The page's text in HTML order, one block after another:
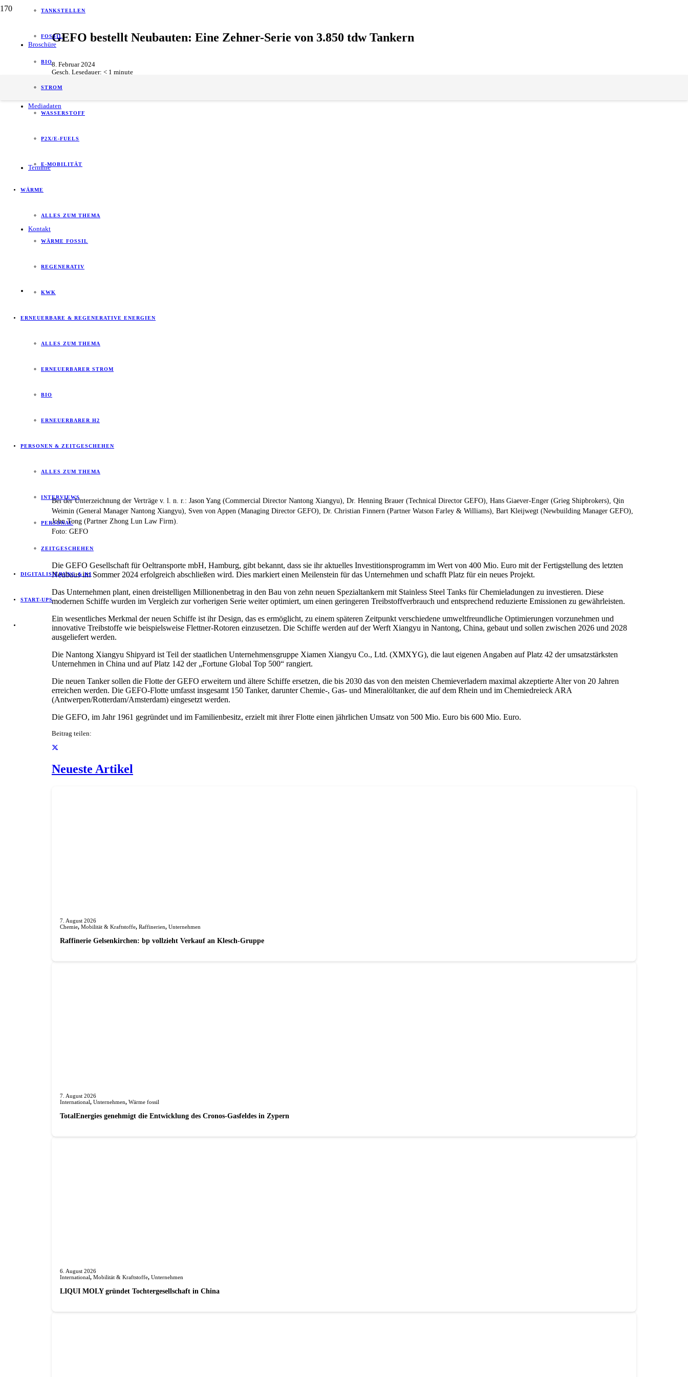
Broschüre
Mediadaten
Termine
Kontakt
TANKSTELLEN
FOSSIL
BIO
STROM
WASSERSTOFF
P2X/E-FUELS
E-MOBILITÄT
WÄRME
ALLES ZUM THEMA
WÄRME FOSSIL
REGENERATIV
KWK
ERNEUERBARE & REGENERATIVE ENERGIEN
ALLES ZUM THEMA
ERNEUERBARER STROM
BIO
ERNEUERBARER H2
PERSONEN & ZEITGESCHEHEN
ALLES ZUM THEMA
INTERVIEWS
PERSONAL
ZEITGESCHEHEN
DIGITALISIERUNG & KI
START-UPS
GEFO bestellt Neubauten: Eine Zehner-Serie von 3.850 tdw Tankern
8. Februar 2024
Gesch. Lesedauer: < 1 minute
Bei der Unterzeichnung der Verträge v. l. n. r.: Jason Yang (Commercial Director Nantong Xiangyu), Dr. Henning Brauer (Technical Director GEFO), Hans Giaever-Enger (Grieg Shipbrokers), Qin
Weimin (General Manager Nantong Xiangyu), Sven von Appen (Managing Director GEFO), Dr. Christian Finnern (Partner Watson Farley & Williams), Bart Kleijwegt (Newbuilding Manager GEFO),
John Tong (Partner Zhong Lun Law Firm).
Foto: GEFO
Die GEFO Gesellschaft für Oeltransporte mbH, Hamburg, gibt bekannt, dass sie ihr aktuelles Investitionsprogramm im Wert von 400 Mio. Euro mit der Fertigstellung des letzten
Neubaus im Sommer 2024 erfolgreich abschließen wird. Dies markiert einen Meilenstein für das Unternehmen und schafft Platz für ein neues Projekt.
Das Unternehmen plant, einen dreistelligen Millionenbetrag in den Bau von zehn neuen Spezialtankern mit Stainless Steel Tanks für Chemieladungen zu investieren. Diese
modernen Schiffe wurden im Vergleich zur vorherigen Serie weiter optimiert, um einen geringeren Treibstoffverbrauch und entsprechend reduzierte Emissionen zu gewährleisten.
Ein wesentliches Merkmal der neuen Schiffe ist ihr Design, das es ermöglicht, zu einem späteren Zeitpunkt verschiedene umweltfreundliche Optimierungen vorzunehmen und
innovative Treibstoffe wie beispielsweise Flettner-Rotoren einzusetzen. Die Schiffe werden auf der Werft Xiangyu in Nantong, China, gebaut und sollen zwischen 2026 und 2028
ausgeliefert werden.
Die Nantong Xiangyu Shipyard ist Teil der staatlichen Unternehmensgruppe Xiamen Xiangyu Co., Ltd. (XMXYG), die laut eigenen Angaben auf Platz 42 der umsatzstärksten
Unternehmen in China und auf Platz 142 der „Fortune Global Top 500“ rangiert.
Die neuen Tanker sollen die Flotte der GEFO erweitern und ältere Schiffe ersetzen, die bis 2030 das von den meisten Chemieverladern maximal akzeptierte Alter von 20 Jahren
erreichen werden. Die GEFO-Flotte umfasst insgesamt 150 Tanker, darunter Chemie-, Gas- und Mineralöltanker, die auf dem Rhein und im Chemiedreieck ARA
(Antwerpen/Rotterdam/Amsterdam) eingesetzt werden.
Die GEFO, im Jahr 1961 gegründet und im Familienbesitz, erzielt mit ihrer Flotte einen jährlichen Umsatz von 500 Mio. Euro bis 600 Mio. Euro.
Beitrag teilen:
Neueste Artikel
7. August 2026
Chemie, Mobilität & Kraftstoffe, Raffinerien, Unternehmen
Raffinerie Gelsenkirchen: bp vollzieht Verkauf an Klesch-Gruppe
7. August 2026
International, Unternehmen, Wärme fossil
TotalEnergies genehmigt die Entwicklung des Cronos-Gasfeldes in Zypern
6. August 2026
International, Mobilität & Kraftstoffe, Unternehmen
LIQUI MOLY gründet Tochterge­sellschaft in China